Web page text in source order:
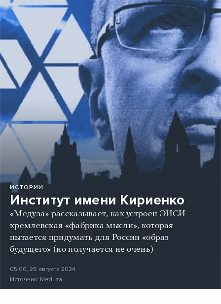
ИСТОРИИ
Институт имени Кириенко
«Медуза» рассказывает, как устроен ЭИСИ —
кремлевская «фабрика мысли», которая
пытается придумать для России «образ
будущего» (но получается не очень)
05:00, 26 августа 2024
Источник: Meduza